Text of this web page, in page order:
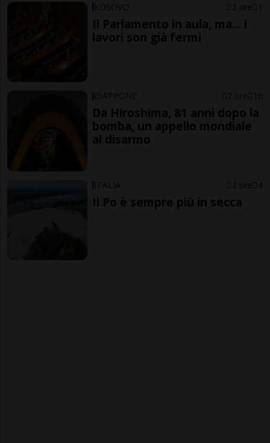
KOSOVO 2 ore 1
Il Parlamento in aula, ma... i
lavori son già fermi
GIAPPONE 2 ore 16
Da Hiroshima, 81 anni dopo la
bomba, un appello mondiale
al disarmo
ITALIA 2 ore 4
Il Po è sempre più in secca